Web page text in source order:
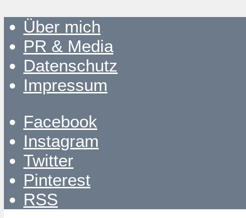
Über mich
PR & Media
Datenschutz
Impressum
Facebook
Instagram
Twitter
Pinterest
RSS